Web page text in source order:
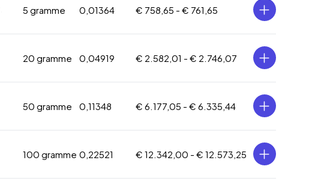
5 gramme 0,01364 € 758,65 - € 761,65
20 gramme 0,04919 € 2.582,01 - € 2.746,07
50 gramme 0,11348 € 6.177,05 - € 6.335,44
100 gramme 0,22521 € 12.342,00 - € 12.573,25